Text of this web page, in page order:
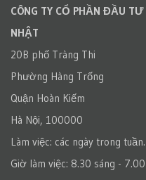
CÔNG TY CỔ PHẦN ĐẦU TƯ
NHẬT
20B phố Tràng Thi
Phường Hàng Trống
Quận Hoàn Kiếm
Hà Nội, 100000
Làm việc: các ngày trong tuần.
Giờ làm việc: 8.30 sáng -